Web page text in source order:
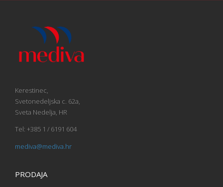
Kerestinec,
Svetonedeljska c. 62a,
Sveta Nedelja, HR
Tel: +385 1 / 6191 604
mediva@mediva.hr
PRODAJA